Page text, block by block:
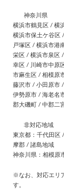
神奈川県
横浜市鶴見区 / 横
横浜市保土ケ谷区
戸塚区 / 横浜市港
栄区 / 横浜市泉区
幸区 / 川崎市中原
市麻生区 / 相模原
藤沢市 / 小田原市
伊勢原市 / 海老名
郡大磯町 / 中郡二
非対応地域
東京都：千代田区
摩郡 / 諸島地域
神奈川県：相模原
※なお、対応エリ
す。